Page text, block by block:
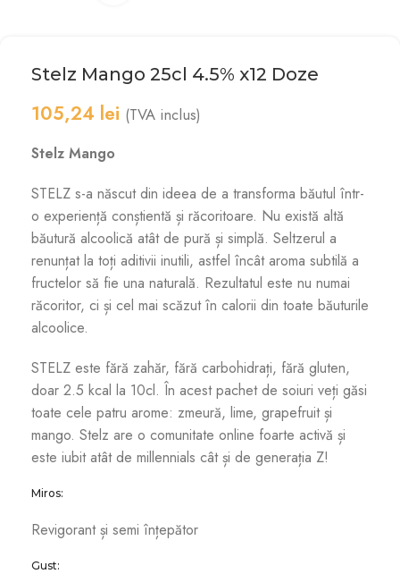
Stelz Mango 25cl 4.5% x12 Doze
105,24 lei (TVA inclus)
Stelz Mango
STELZ s-a născut din ideea de a transforma băutul într-
o experiență conștientă și răcoritoare. Nu există altă
băutură alcoolică atât de pură și simplă. Seltzerul a
renunțat la toți aditivii inutili, astfel încât aroma subtilă a
fructelor să fie una naturală. Rezultatul este nu numai
răcoritor, ci și cel mai scăzut în calorii din toate băuturile
alcoolice.
STELZ este fără zahăr, fără carbohidrați, fără gluten,
doar 2.5 kcal la 10cl. În acest pachet de soiuri veți găsi
toate cele patru arome: zmeură, lime, grapefruit și
mango. Stelz are o comunitate online foarte activă și
este iubit atât de millennials cât și de generația Z!
Miros:
Revigorant și semi înțepător
Gust: